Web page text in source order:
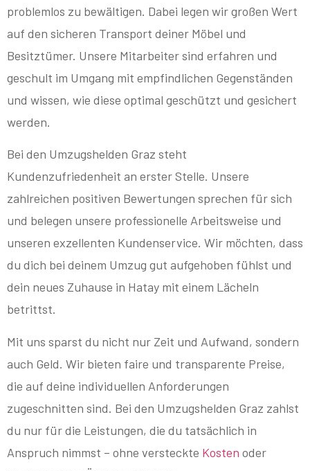
problemlos zu bewältigen. Dabei legen wir großen Wert
auf den sicheren Transport deiner Möbel und
Besitztümer. Unsere Mitarbeiter sind erfahren und
geschult im Umgang mit empfindlichen Gegenständen
und wissen, wie diese optimal geschützt und gesichert
werden.
Bei den Umzugshelden Graz steht
Kundenzufriedenheit an erster Stelle. Unsere
zahlreichen positiven Bewertungen sprechen für sich
und belegen unsere professionelle Arbeitsweise und
unseren exzellenten Kundenservice. Wir möchten, dass
du dich bei deinem Umzug gut aufgehoben fühlst und
dein neues Zuhause in Hatay mit einem Lächeln
betrittst.
Mit uns sparst du nicht nur Zeit und Aufwand, sondern
auch Geld. Wir bieten faire und transparente Preise,
die auf deine individuellen Anforderungen
zugeschnitten sind. Bei den Umzugshelden Graz zahlst
du nur für die Leistungen, die du tatsächlich in
Anspruch nimmst – ohne versteckte Kosten oder